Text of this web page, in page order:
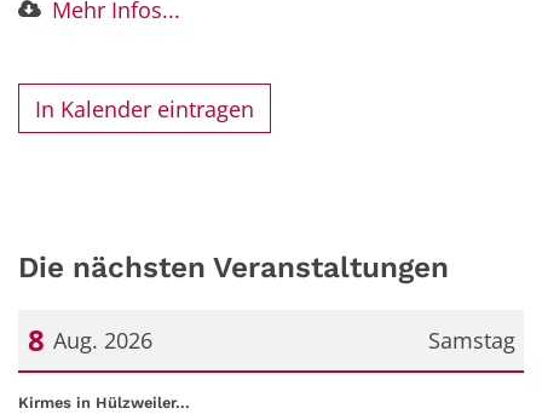
Mehr Infos...
In Kalender eintragen
Die nächsten Veranstaltungen
Samstag
8 Aug. 2026
Datum: 8. August 2026
Kirmes in Hülzweiler...